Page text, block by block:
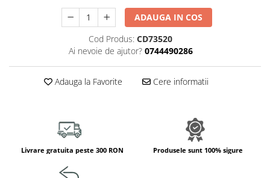
Creativitate si indemanare
Cuburi și cărămizi
Instrumente muzicale
Jucarii de constructii
Dezvoltare cognitiva
Jucării de sortare
Dezvoltare psihomotrica
Dezvoltare proprioceptiva
Dezvoltare vestibulara
ADAUGA IN COS
Cod Produs: CD73520
Ai nevoie de ajutor? 0744490286
Adauga la Favorite Cere informatii
Livrare gratuita peste 300 RON Produsele sunt 100% sigure